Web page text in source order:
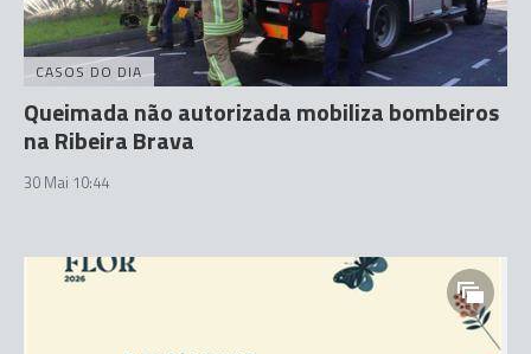
CASOS DO DIA
Queimada não autorizada mobiliza bombeiros
na Ribeira Brava
30 Mai 10:44